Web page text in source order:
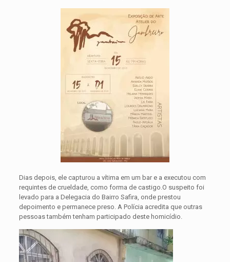
Dias depois, ele capturou a vítima em um bar e a executou com
requintes de crueldade, como forma de castigo.O suspeito foi
levado para a Delegacia do Bairro Safira, onde prestou
depoimento e permanece preso. A Polícia acredita que outras
pessoas também tenham participado deste homicídio.